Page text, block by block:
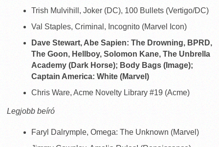
Trish Mulvihill, Joker (DC), 100 Bullets (Vertigo/DC)
Val Staples, Criminal, Incognito (Marvel Icon)
Dave Stewart, Abe Sapien: The Drowning, BPRD,
The Goon, Hellboy, Solomon Kane, The Unbrella
Academy (Dark Horse); Body Bags (Image);
Captain America: White (Marvel)
Chris Ware, Acme Novelty Library #19 (Acme)
Legjobb beíró
Faryl Dalrymple, Omega: The Unknown (Marvel)